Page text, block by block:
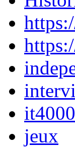
it4000
jeux